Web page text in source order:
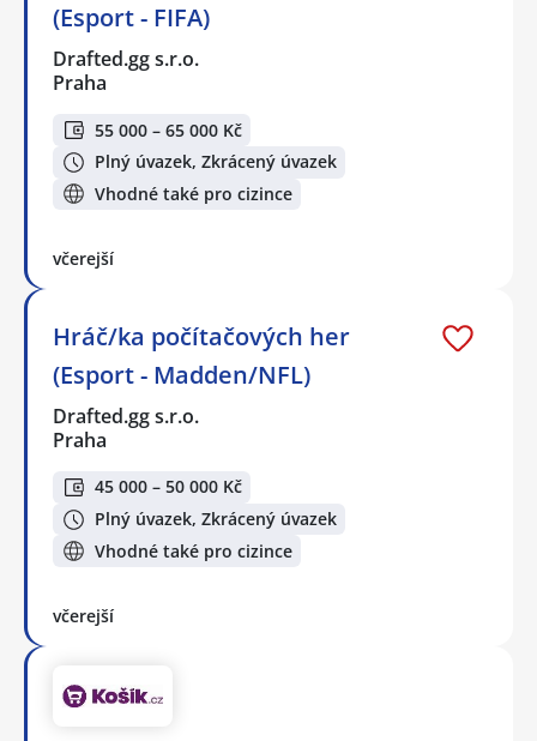
(Esport - FIFA)
Drafted.gg s.r.o.
Praha
55 000 – 65 000 Kč
Plný úvazek, Zkrácený úvazek
Vhodné také pro cizince
včerejší
Hráč/ka počítačových her
(Esport - Madden/NFL)
Drafted.gg s.r.o.
Praha
45 000 – 50 000 Kč
Plný úvazek, Zkrácený úvazek
Vhodné také pro cizince
včerejší